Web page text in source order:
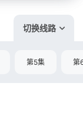
切换线路
第5集 第